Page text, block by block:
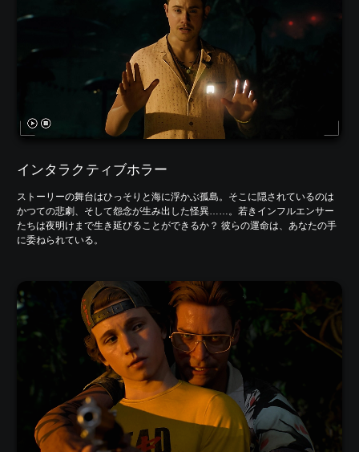
インタラクティブホラー
ストーリーの舞台はひっそりと海に浮かぶ孤島。そこに隠されているのは
かつての悲劇、そして怨念が生み出した怪異……。若きインフルエンサー
たちは夜明けまで生き延びることができるか？ 彼らの運命は、あなたの手
に委ねられている。